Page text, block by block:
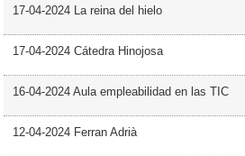
17-04-2024 La reina del hielo
17-04-2024 Cátedra Hinojosa
16-04-2024 Aula empleabilidad en las TIC
12-04-2024 Ferran Adrià